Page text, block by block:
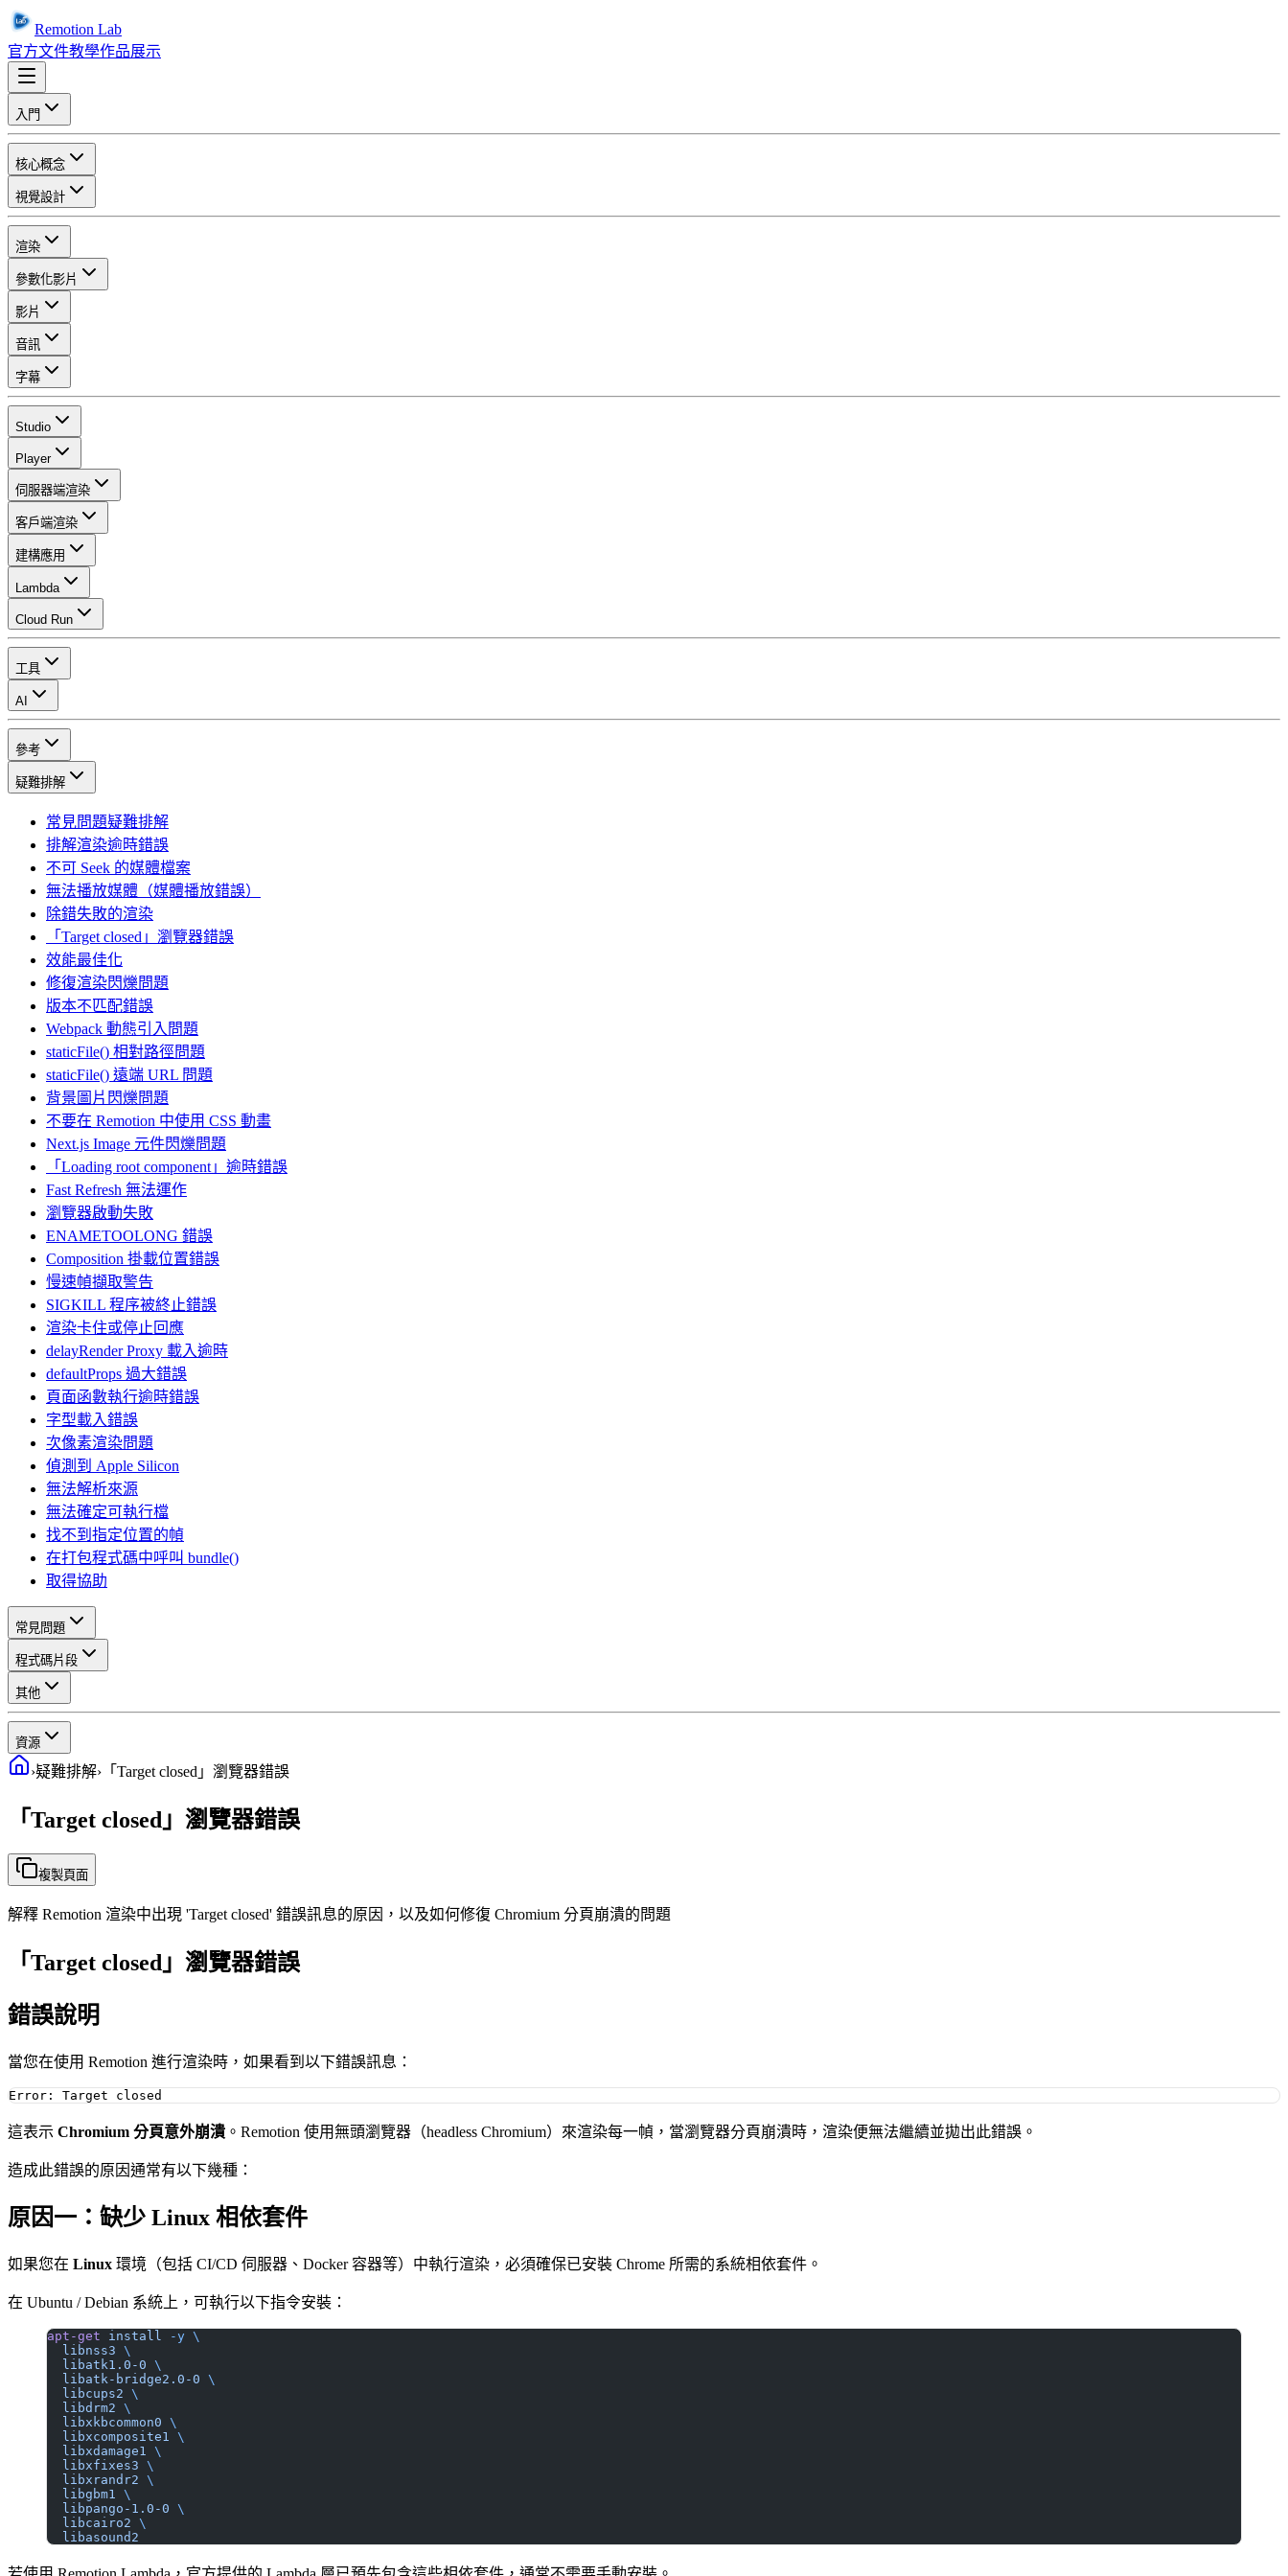
Remotion Lab
官方文件教學作品展示
入門
核心概念
視覺設計
渲染
參數化影片
影片
音訊
字幕
Studio
Player
伺服器端渲染
客戶端渲染
建構應用
Lambda
Cloud Run
工具
AI
參考
疑難排解
常見問題疑難排解
排解渲染逾時錯誤
不可 Seek 的媒體檔案
無法播放媒體（媒體播放錯誤）
除錯失敗的渲染
「Target closed」瀏覽器錯誤
效能最佳化
修復渲染閃爍問題
版本不匹配錯誤
Webpack 動態引入問題
staticFile() 相對路徑問題
staticFile() 遠端 URL 問題
背景圖片閃爍問題
不要在 Remotion 中使用 CSS 動畫
Next.js Image 元件閃爍問題
「Loading root component」逾時錯誤
Fast Refresh 無法運作
瀏覽器啟動失敗
ENAMETOOLONG 錯誤
Composition 掛載位置錯誤
慢速幀擷取警告
SIGKILL 程序被終止錯誤
渲染卡住或停止回應
delayRender Proxy 載入逾時
defaultProps 過大錯誤
頁面函數執行逾時錯誤
字型載入錯誤
次像素渲染問題
偵測到 Apple Silicon
無法解析來源
無法確定可執行檔
找不到指定位置的幀
在打包程式碼中呼叫 bundle()
取得協助
常見問題
程式碼片段
其他
資源
›疑難排解› 「Target closed」瀏覽器錯誤
「Target closed」瀏覽器錯誤
複製頁面
解釋 Remotion 渲染中出現 'Target closed' 錯誤訊息的原因，以及如何修復 Chromium 分頁崩潰的問題
「Target closed」瀏覽器錯誤
錯誤說明
當您在使用 Remotion 進行渲染時，如果看到以下錯誤訊息：
這表示 Chromium 分頁意外崩潰 。Remotion 使用無頭瀏覽器（headless Chromium）來渲染每一幀，當瀏覽器分頁崩潰時，渲染便無法繼續並拋出此錯誤。
造成此錯誤的原因通常有以下幾種：
原因一：缺少 Linux 相依套件
如果您在 Linux 環境（包括 CI/CD 伺服器、Docker 容器等）中執行渲染，必須確保已安裝 Chrome 所需的系統相依套件。
在 Ubuntu / Debian 系統上，可執行以下指令安裝：
apt-get install -y \
  libnss3
\
  libatk1.0-0
\
  libatk-bridge2.0-0
\
  libcups2
\
  libdrm2
\
  libxkbcommon0
\
  libxcomposite1
\
  libxdamage1
\
  libxfixes3
\
  libxrandr2
\
  libgbm1
\
  libpango-1.0-0
\
  libcairo2
\
  libasound2